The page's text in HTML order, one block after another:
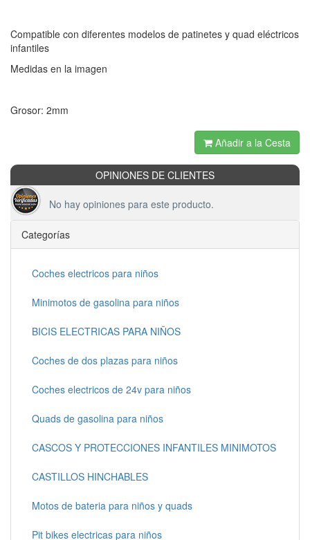
Compatible con diferentes modelos de patinetes y quad eléctricos
infantiles
Medidas en la imagen
Grosor: 2mm
Añadir a la Cesta
OPINIONES DE CLIENTES
No hay opiniones para este producto.
Categorías
Coches electricos para niños
Minimotos de gasolina para niños
BICIS ELECTRICAS PARA NIÑOS
Coches de dos plazas para niños
Coches electricos de 24v para niños
Quads de gasolina para niños
CASCOS Y PROTECCIONES INFANTILES MINIMOTOS
CASTILLOS HINCHABLES
Motos de bateria para niños y quads
Pit bikes electricas para niños